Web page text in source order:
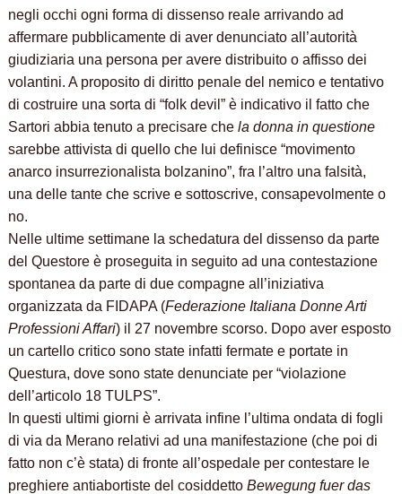
negli occhi ogni forma di dissenso reale arrivando ad
affermare pubblicamente di aver denunciato all’autorità
giudiziaria una persona per avere distribuito o affisso dei
volantini. A proposito di diritto penale del nemico e tentativo
di costruire una sorta di “folk devil” è indicativo il fatto che
Sartori abbia tenuto a precisare chela donna in questione
sarebbe attivista di quello che lui definisce “movimento
anarco insurrezionalista bolzanino”, fra l’altro una falsità,
una delle tante che scrive e sottoscrive, consapevolmente o
no.
Nelle ultime settimane la schedatura del dissenso da parte
del Questore è proseguita in seguito ad una contestazione
spontanea da parte di due compagne all’iniziativa
organizzata da FIDAPA (Federazione Italiana Donne Arti
Professioni Affari) il 27 novembre scorso. Dopo aver esposto
un cartello critico sono state infatti fermate e portate in
Questura, dove sono state denunciate per “violazione
dell’articolo 18 TULPS”.
In questi ultimi giorni è arrivata infine l’ultima ondata di fogli
di via da Merano relativi ad una manifestazione (che poi di
fatto non c’è stata) di fronte all’ospedale per contestare le
preghiere antiabortiste del cosiddettoBewegung fuer das